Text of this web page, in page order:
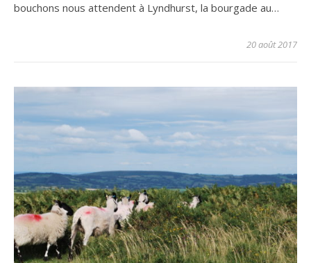
bouchons nous attendent à Lyndhurst, la bourgade au…
20 août 2017